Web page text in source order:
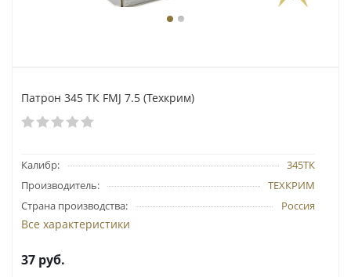
Патрон 345 ТК FMJ 7.5 (Техкрим)
Калибр:
345ТК
Производитель:
ТЕХКРИМ
Страна производства:
Россия
Все характеристики
37 руб.